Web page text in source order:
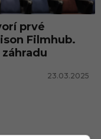
prvé
Filmhub.
23.03.2025